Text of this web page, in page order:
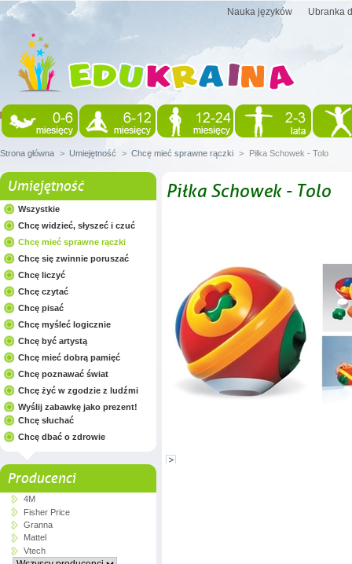
Nauka języków Ubranka
Strona główna > Umiejętność > Chcę mieć sprawne rączki > Piłka Schowek - Tolo
Umiejętność
Wszystkie
Chcę widzieć, słyszeć i czuć
Chcę mieć sprawne rączki
Chcę się zwinnie poruszać
Chcę liczyć
Chcę czytać
Chcę pisać
Chcę myśleć logicznie
Chcę być artystą
Chcę mieć dobrą pamięć
Chcę poznawać świat
Chcę żyć w zgodzie z ludźmi
Wyślij zabawkę jako prezent!
Chcę słuchać
Chcę dbać o zdrowie
Producenci
4M
Fisher Price
Granna
Mattel
Vtech
Piłka Schowek - Tolo